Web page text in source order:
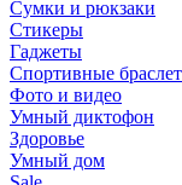
Сумки и рюкзаки
Стикеры
Гаджеты
Спортивные
Фото и видео
Умный диктофон
Здоровье
Умный дом